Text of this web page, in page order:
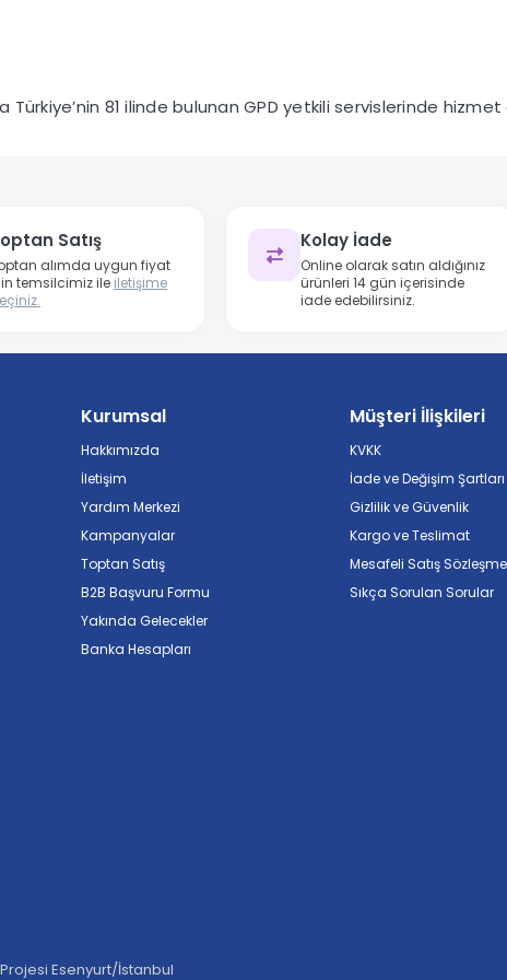
81 ilinde bulunan GPD yetkili servislerinde hizmet
Satış
alımda uygun fiyat
temsilcimiz ile iletişime
Kolay İade
Online olarak satın aldığınız
ürünleri 14 gün içerisinde
iade edebilirsiniz.
Kurumsal
Hakkımızda
İletişim
Yardım Merkezi
Kampanyalar
Toptan Satış
B2B Başvuru Formu
Yakında Gelecekler
Banka Hesapları
Müşteri İlişkileri
KVKK
İade ve Değişim Şartları
Gizlilik ve Güvenlik
Kargo ve Teslimat
Mesafeli Satış
Sıkça Sorulan Sorular
Esenyurt/İstanbul